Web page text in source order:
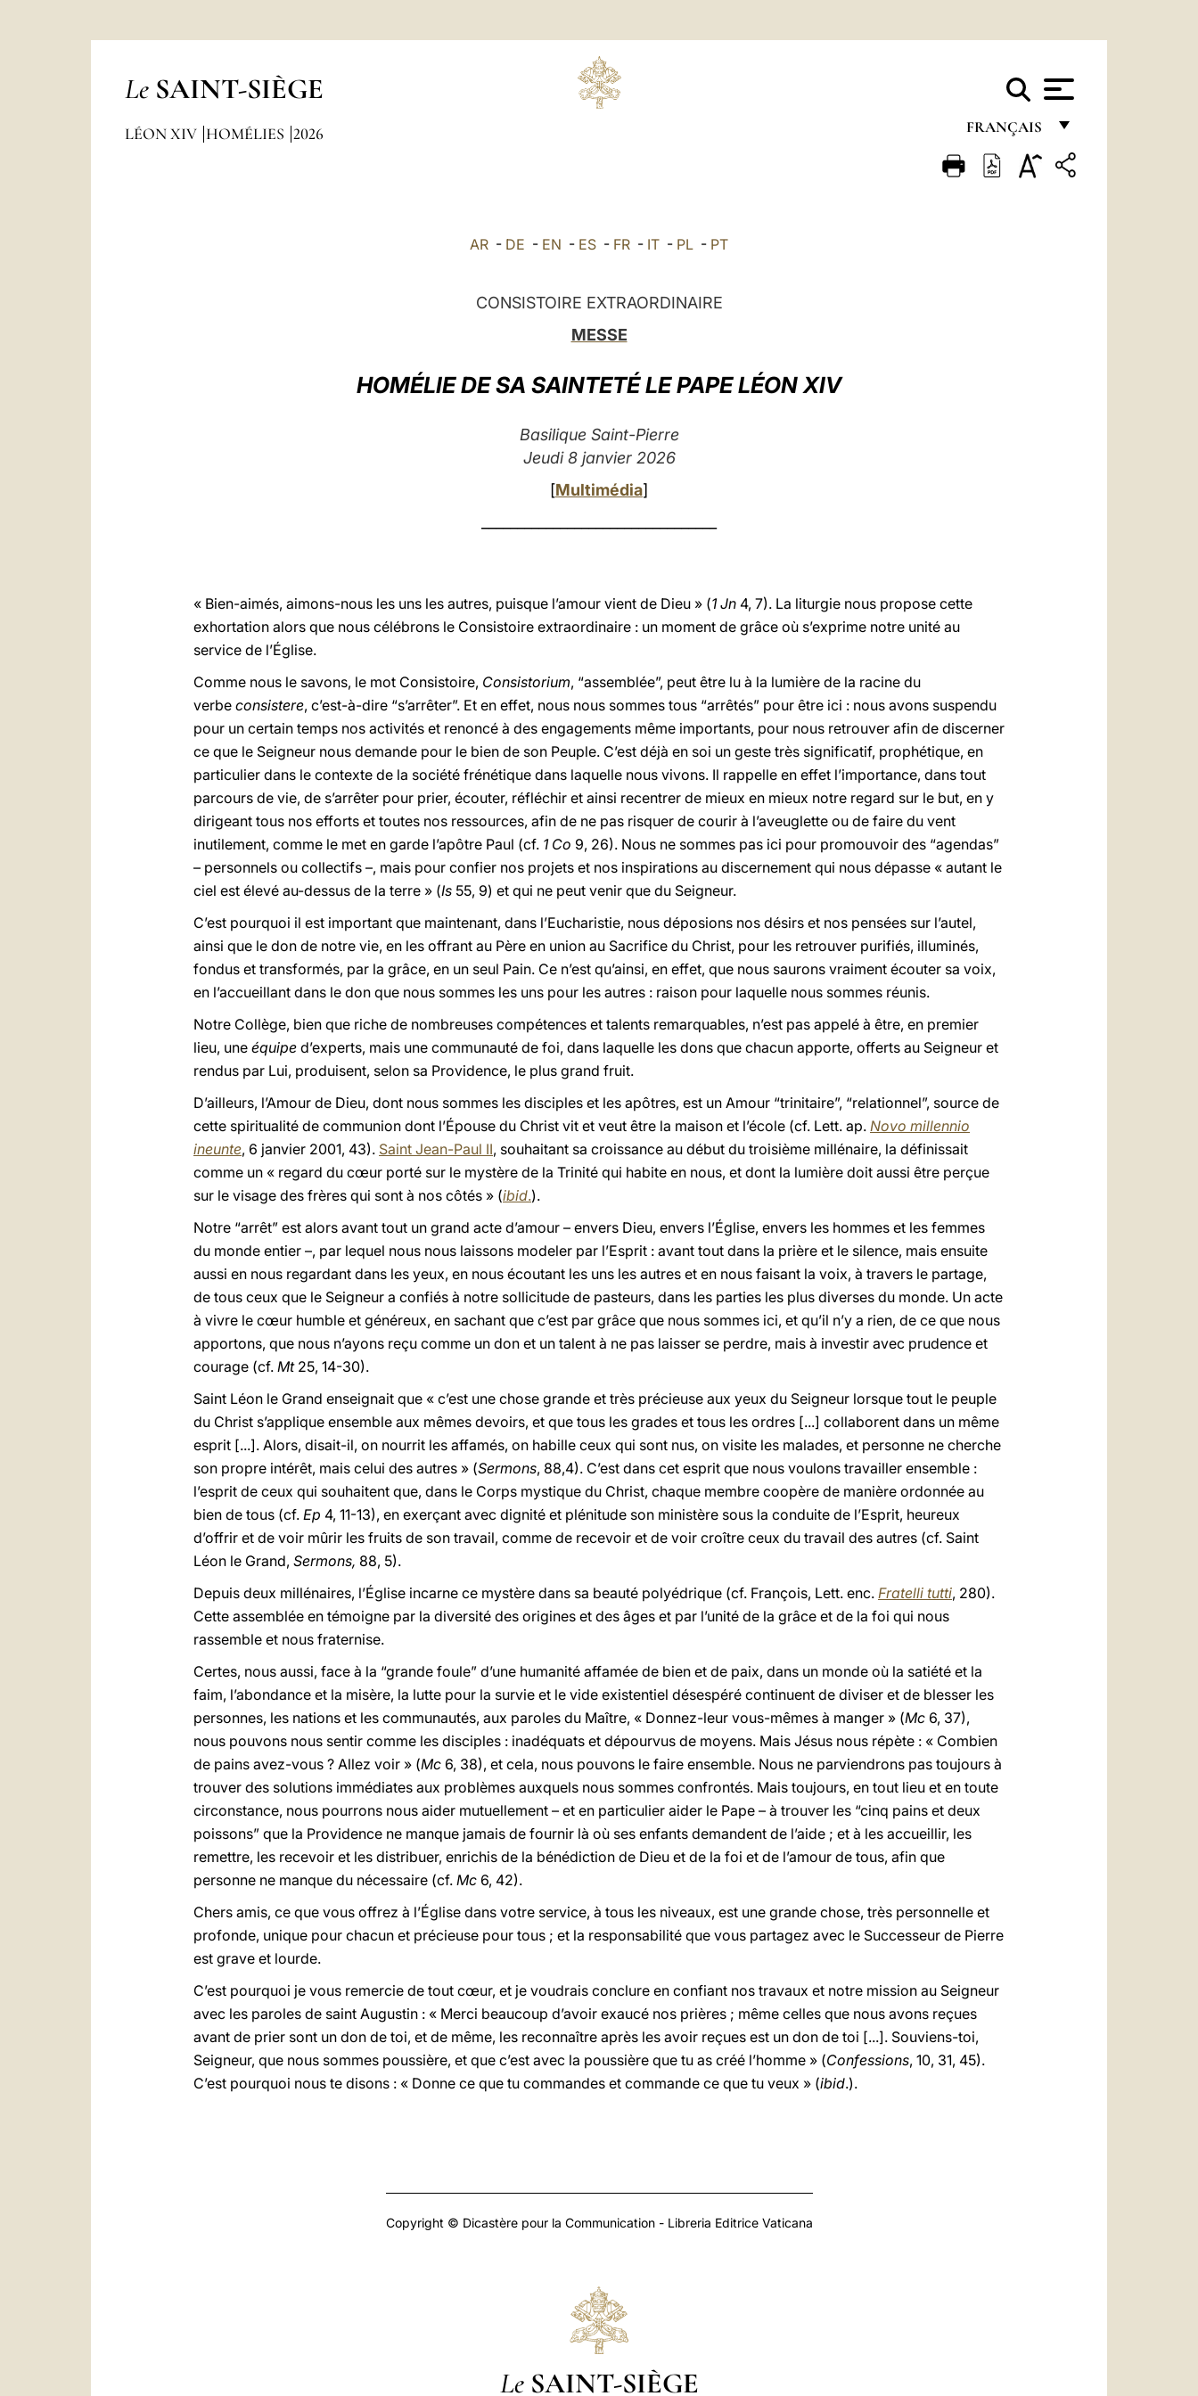
Le SAINT-SIÈGE
FRANÇAIS
FRANÇAIS
LÉON XIV HOMÉLIES 2026
AR - DE - EN - ES - FR - IT - PL - PT
CONSISTOIRE EXTRAORDINAIRE
MESSE
HOMÉLIE DE SA SAINTETÉ LE PAPE LÉON XIV
Basilique Saint-Pierre
Jeudi 8 janvier 2026
[Multimédia]
« Bien-aimés, aimons-nous les uns les autres, puisque l’amour vient de Dieu » (1 Jn 4, 7). La liturgie nous propose cette
exhortation alors que nous célébrons le Consistoire extraordinaire : un moment de grâce où s’exprime notre unité au
service de l’Église.
Comme nous le savons, le mot Consistoire, Consistorium, “assemblée”, peut être lu à la lumière de la racine du
verbe consistere, c’est-à-dire “s’arrêter”. Et en effet, nous nous sommes tous “arrêtés” pour être ici : nous avons suspendu
pour un certain temps nos activités et renoncé à des engagements même importants, pour nous retrouver afin de discerner
ce que le Seigneur nous demande pour le bien de son Peuple. C’est déjà en soi un geste très significatif, prophétique, en
particulier dans le contexte de la société frénétique dans laquelle nous vivons. Il rappelle en effet l’importance, dans tout
parcours de vie, de s’arrêter pour prier, écouter, réfléchir et ainsi recentrer de mieux en mieux notre regard sur le but, en y
dirigeant tous nos efforts et toutes nos ressources, afin de ne pas risquer de courir à l’aveuglette ou de faire du vent
inutilement, comme le met en garde l’apôtre Paul (cf. 1 Co 9, 26). Nous ne sommes pas ici pour promouvoir des “agendas”
– personnels ou collectifs –, mais pour confier nos projets et nos inspirations au discernement qui nous dépasse « autant le
ciel est élevé au-dessus de la terre » (Is 55, 9) et qui ne peut venir que du Seigneur.
C’est pourquoi il est important que maintenant, dans l’Eucharistie, nous déposions nos désirs et nos pensées sur l’autel,
ainsi que le don de notre vie, en les offrant au Père en union au Sacrifice du Christ, pour les retrouver purifiés, illuminés,
fondus et transformés, par la grâce, en un seul Pain. Ce n’est qu’ainsi, en effet, que nous saurons vraiment écouter sa voix,
en l’accueillant dans le don que nous sommes les uns pour les autres : raison pour laquelle nous sommes réunis.
Notre Collège, bien que riche de nombreuses compétences et talents remarquables, n’est pas appelé à être, en premier
lieu, une équipe d’experts, mais une communauté de foi, dans laquelle les dons que chacun apporte, offerts au Seigneur et
rendus par Lui, produisent, selon sa Providence, le plus grand fruit.
D’ailleurs, l’Amour de Dieu, dont nous sommes les disciples et les apôtres, est un Amour “trinitaire”, “relationnel”, source de
cette spiritualité de communion dont l’Épouse du Christ vit et veut être la maison et l’école (cf. Lett. ap. Novo millennio
ineunte, 6 janvier 2001, 43). Saint Jean-Paul II, souhaitant sa croissance au début du troisième millénaire, la définissait
comme un « regard du cœur porté sur le mystère de la Trinité qui habite en nous, et dont la lumière doit aussi être perçue
sur le visage des frères qui sont à nos côtés » (ibid.).
Notre “arrêt” est alors avant tout un grand acte d’amour – envers Dieu, envers l’Église, envers les hommes et les femmes
du monde entier –, par lequel nous nous laissons modeler par l’Esprit : avant tout dans la prière et le silence, mais ensuite
aussi en nous regardant dans les yeux, en nous écoutant les uns les autres et en nous faisant la voix, à travers le partage,
de tous ceux que le Seigneur a confiés à notre sollicitude de pasteurs, dans les parties les plus diverses du monde. Un acte
à vivre le cœur humble et généreux, en sachant que c’est par grâce que nous sommes ici, et qu’il n’y a rien, de ce que nous
apportons, que nous n’ayons reçu comme un don et un talent à ne pas laisser se perdre, mais à investir avec prudence et
courage (cf. Mt25, 14-30).
Saint Léon le Grand enseignait que « c’est une chose grande et très précieuse aux yeux du Seigneur lorsque tout le peuple
du Christ s’applique ensemble aux mêmes devoirs, et que tous les grades et tous les ordres [...] collaborent dans un même
esprit [...]. Alors, disait-il, on nourrit les affamés, on habille ceux qui sont nus, on visite les malades, et personne ne cherche
son propre intérêt, mais celui des autres » (Sermons, 88,4). C’est dans cet esprit que nous voulons travailler ensemble :
l’esprit de ceux qui souhaitent que, dans le Corps mystique du Christ, chaque membre coopère de manière ordonnée au
bien de tous (cf. Ep 4, 11-13), en exerçant avec dignité et plénitude son ministère sous la conduite de l’Esprit, heureux
d’offrir et de voir mûrir les fruits de son travail, comme de recevoir et de voir croître ceux du travail des autres (cf. Saint
Léon le Grand, Sermons, 88, 5).
Depuis deux millénaires, l’Église incarne ce mystère dans sa beauté polyédrique (cf. François, Lett. enc. Fratelli tutti, 280).
Cette assemblée en témoigne par la diversité des origines et des âges et par l’unité de la grâce et de la foi qui nous
rassemble et nous fraternise.
Certes, nous aussi, face à la “grande foule” d’une humanité affamée de bien et de paix, dans un monde où la satiété et la
faim, l’abondance et la misère, la lutte pour la survie et le vide existentiel désespéré continuent de diviser et de blesser les
personnes, les nations et les communautés, aux paroles du Maître, « Donnez-leur vous-mêmes à manger » (Mc 6, 37),
nous pouvons nous sentir comme les disciples : inadéquats et dépourvus de moyens. Mais Jésus nous répète : « Combien
de pains avez-vous ? Allez voir » (Mc 6, 38), et cela, nous pouvons le faire ensemble. Nous ne parviendrons pas toujours à
trouver des solutions immédiates aux problèmes auxquels nous sommes confrontés. Mais toujours, en tout lieu et en toute
circonstance, nous pourrons nous aider mutuellement – et en particulier aider le Pape – à trouver les “cinq pains et deux
poissons” que la Providence ne manque jamais de fournir là où ses enfants demandent de l’aide ; et à les accueillir, les
remettre, les recevoir et les distribuer, enrichis de la bénédiction de Dieu et de la foi et de l’amour de tous, afin que
personne ne manque du nécessaire (cf. Mc 6, 42).
Chers amis, ce que vous offrez à l’Église dans votre service, à tous les niveaux, est une grande chose, très personnelle et
profonde, unique pour chacun et précieuse pour tous ; et la responsabilité que vous partagez avec le Successeur de Pierre
est grave et lourde.
C’est pourquoi je vous remercie de tout cœur, et je voudrais conclure en confiant nos travaux et notre mission au Seigneur
avec les paroles de saint Augustin : « Merci beaucoup d’avoir exaucé nos prières ; même celles que nous avons reçues
avant de prier sont un don de toi, et de même, les reconnaître après les avoir reçues est un don de toi [...]. Souviens-toi,
Seigneur, que nous sommes poussière, et que c’est avec la poussière que tu as créé l’homme » (Confessions, 10, 31, 45).
C’est pourquoi nous te disons : « Donne ce que tu commandes et commande ce que tu veux » (ibid.).
Copyright © Dicastère pour la Communication - Libreria Editrice Vaticana
Le SAINT-SIÈGE